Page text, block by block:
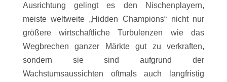
Ausrichtung gelingt es den Nischenplayern,
meiste weltweite „Hidden Champions“ nicht nur
größere wirtschaftliche Turbulenzen wie das
Wegbrechen ganzer Märkte gut zu verkraften,
sondern sie sind aufgrund der
Wachstumsaussichten oftmals auch langfristig